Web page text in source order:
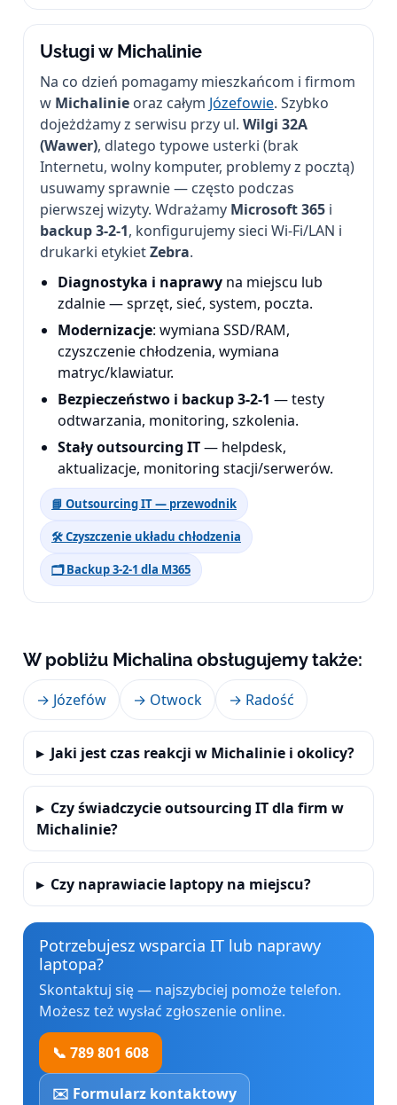
Usługi w Michalinie
Na co dzień pomagamy mieszkańcom i firmom
w Michalinie oraz całym Józefowie. Szybko
dojeżdżamy z serwisu przy ul. Wilgi 32A
(Wawer), dlatego typowe usterki (brak
Internetu, wolny komputer, problemy z pocztą)
usuwamy sprawnie — często podczas
pierwszej wizyty. Wdrażamy Microsoft 365 i
backup 3-2-1, konfigurujemy sieci Wi-Fi/LAN i
drukarki etykietZebra.
Diagnostyka i naprawy na miejscu lub
zdalnie — sprzęt, sieć, system, poczta.
Modernizacje: wymiana SSD/RAM,
czyszczenie chłodzenia, wymiana
matryc/klawiatur.
Bezpieczeństwo i backup 3-2-1 — testy
odtwarzania, monitoring, szkolenia.
Stały outsourcing IT— helpdesk,
aktualizacje, monitoring stacji/serwerów.
📘 Outsourcing IT — przewodnik
🛠️ Czyszczenie układu chłodzenia
🗂️ Backup 3-2-1 dla M365
W pobliżu Michalina obsługujemy także:
→ Józefów → Otwock → Radość
Jaki jest czas reakcji w Michalinie i okolicy?
Czy świadczycie outsourcing IT dla firm w
Michalinie?
Czy naprawiacie laptopy na miejscu?
Potrzebujesz wsparcia IT lub naprawy
laptopa?
Skontaktuj się — najszybciej pomoże telefon.
Możesz też wysłać zgłoszenie online.
📞 789 801 608
✉️ Formularz kontaktowy